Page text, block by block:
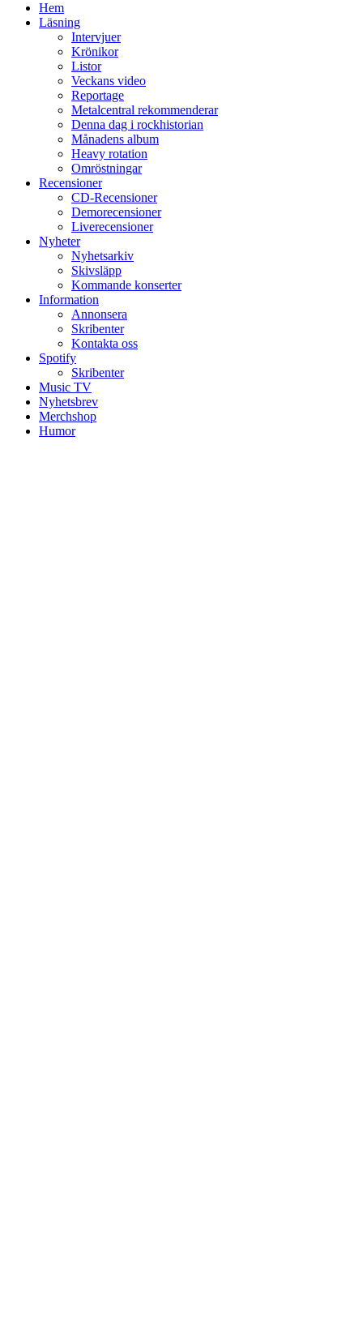
Hem
Läsning
Intervjuer
Krönikor
Listor
Veckans video
Reportage
Metalcentral rekommenderar
Denna dag i rockhistorian
Månadens album
Heavy rotation
Omröstningar
Recensioner
CD-Recensioner
Demorecensioner
Liverecensioner
Nyheter
Nyhetsarkiv
Skivsläpp
Kommande konserter
Information
Annonsera
Skribenter
Kontakta oss
Spotify
Skribenter
Music TV
Nyhetsbrev
Merchshop
Humor